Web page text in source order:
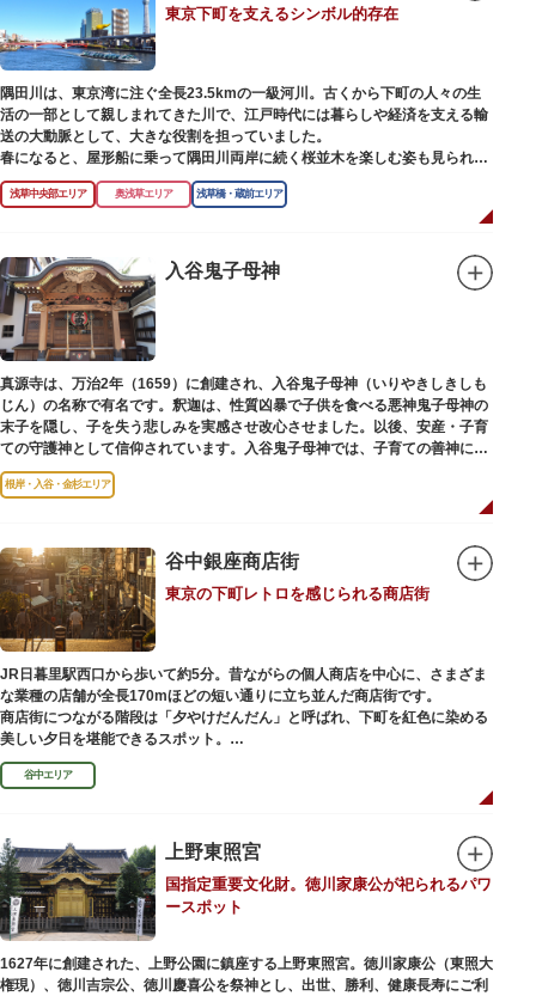
【撞球室】
当時の日本では非常に珍しいスイスの山小屋風の撞球室（ビリヤード場）
で、洋館から地下道でつながっています。通常は非公開ですが、毎月15日
（10月のみ10/16）に先着順で限定公開されています。
【和館大広間】
洋館に併置された名棟 梁大河喜十郎の手によるものと伝えられている書院造
りの和館で、当時は550坪に及ぶ洋館を遥かにしのぐ規模でしたが、現在は
冠婚葬祭などに使われていた大広間の1棟だけが残っています。
を一部踏襲している広大な庭は、建築様式同様に和洋併置式とされ、「芝
庭」をもつ近代庭園の初期の形を残しています。江戸時代の石碑や手水鉢、
庭石などが見られ、煉瓦塀を含めた敷地全体が重要文化財に指定されていま
す。
東京下町を支えるシンボル的存在
隅田川は、東京湾に注ぐ全長23.5kmの一級河川。古くから下町の人々の生
活の一部として親しまれてきた川で、江戸時代には暮らしや経済を支える輸
送の大動脈として、大きな役割を担っていました。
春になると、屋形船に乗って隅田川両岸に続く桜並木を楽しむ姿も見られ、
東京スカイツリーとのコラボレーションも、まさに絵になる光景です。ま
た、毎年7月の最終土曜日に開催される「隅田川花火大会」は、東京の夏の
川沿いには「隅田川テラス」と呼ばれる遊歩道も整備されています。心地よ
い風に吹かれながら、緑化が施された遊歩道で散歩やジョギングを楽しんだ
後は、オープンカフェでほっと一息つくのもおすすめです。
隅田川にかかる橋々も、それぞれ特徴的な形をしていて見応えは抜群。せっ
かくなら水上バスに乗船して、優雅に観察してみてはいかがでしょうか。
浅草中央部エリア 奥浅草エリア 浅草橋・蔵前エリア
入谷鬼子母神
真源寺は、万治2年（1659）に創建され、入谷鬼子母神（いりやきしきしも
じん）の名称で有名です。釈迦は、性質凶暴で子供を食べる悪神鬼子母神の
末子を隠し、子を失う悲しみを実感させ改心させました。以後、安産・子育
ての守護神として信仰されています。入谷鬼子母神では、子育ての善神にな
った由来からツノのない「おに」の文字を使っています。
根岸・入谷・金杉エリア
谷中銀座商店街
東京の下町レトロを感じられる商店街
JR日暮里駅西口から歩いて約5分。昔ながらの個人商店を中心に、さまざま
な業種の店舗が全長170mほどの短い通りに立ち並んだ商店街です。
商店街につながる階段は「夕やけだんだん」と呼ばれ、下町を紅色に染める
美しい夕日を堪能できるスポット。
谷中銀座商店街は1945年頃に自然発生的に生まれ、現在の近隣型商店街へと
発展。昭和の懐かしい商店街の景観を見ることができます。東京の下町レト
観光客が訪れ、買い物や散策を楽しんでいます。
谷中エリア
上野東照宮
国指定重要文化財。徳川家康公が祀られるパワ
ースポット
1627年に創建された、上野公園に鎮座する上野東照宮。徳川家康公（東照大
権現）、徳川吉宗公、徳川慶喜公を祭神とし、出世、勝利、健康長寿にご利